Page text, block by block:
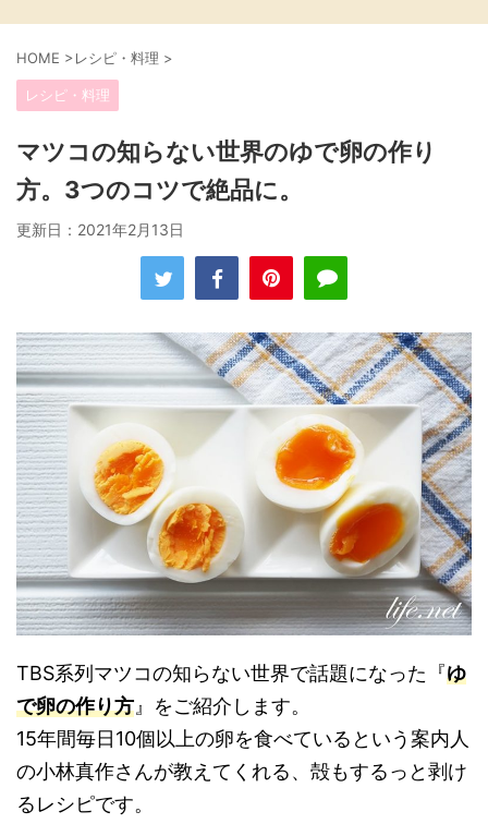
HOME >レシピ・料理 >
レシピ・料理
マツコの知らない世界のゆで卵の作り
方。3つのコツで絶品に。
更新日： 2021年2月13日
TBS系列マツコの知らない世界で話題になった『ゆ
で卵の作り方 』をご紹介します。
15年間毎日10個以上の卵を食べているという案内人
の小林真作さんが教えてくれる、殻もするっと剥け
るレシピです。